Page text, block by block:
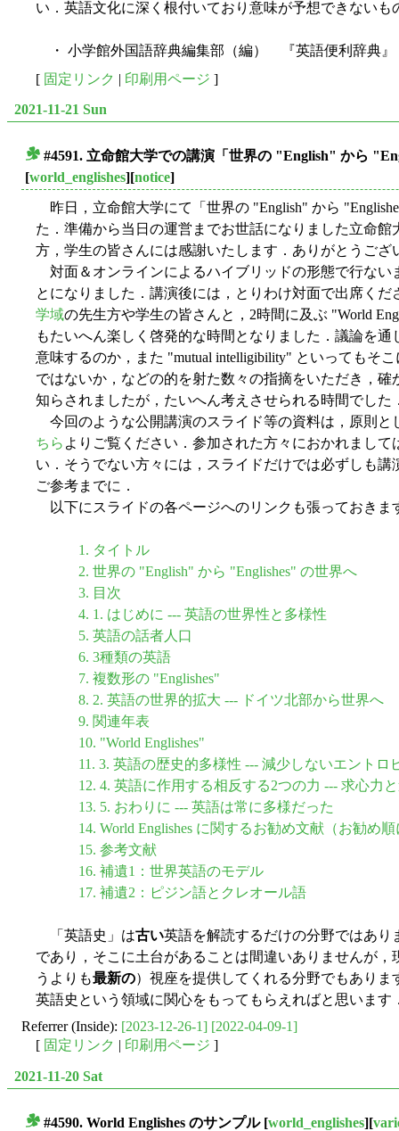
い．英語文化に深く根付いており意味が予想できない
・ 小学館外国語辞典編集部（編） 『英語便利辞典
[ 固定リンク | 印刷用ページ ]
2021-11-21 Sun
#4591. 立命館大学での講演「世界の "English" から
[world_englishes][notice]
昨日，立命館大学にて「世界の "English" から
た．準備から当日の運営までお世話になりました立命館
方，学生の皆さんには感謝いたします．ありがとうござ
対面＆オンラインによるハイブリッドの形態で行ない
とになりました．講演後には，とりわけ対面で出席くだ
学域の先生方や学生の皆さんと，2時間に及ぶ "World
もたいへん楽しく啓発的な時間となりました．議論を
意味するのか，また "mutual intelligibility" といってもそ
ではないか，などの的を射た数々の指摘をいただき，
知らされましたが，たいへん考えさせられる時間でした
今回のような公開講演のスライド等の資料は，原則と
ちら よりご覧ください．参加された方々におかれまし
い．そうでない方々には，スライドだけでは必ずしも
ご参考までに．
以下にスライドの各ページへのリンクも張っておきま
1. タイトル
2. 世界の "English" から "Englishes" の世界へ
3. 目次
4. 1. はじめに --- 英語の世界性と多様性
5. 英語の話者人口
6. 3種類の英語
7. 複数形の "Englishes"
8. 2. 英語の世界的拡大 --- ドイツ北部から世界へ
9. 関連年表
10. "World Englishes"
11. 3. 英語の歴史的多様性 --- 減少しないエントロ
12. 4. 英語に作用する相反する2つの力 --- 求心力
13. 5. おわりに --- 英語は常に多様だった
14. World Englishes に関するお勧め文献（お勧め
15. 参考文献
16. 補遺1：世界英語のモデル
17. 補遺2：ピジン語とクレオール語
「英語史」は古い英語を解読するだけの分野ではあ
であり，そこに土台があることは間違いありませんが，
うよりも最新の）視座を提供してくれる分野でもありま
英語史という領域に関心をもってもらえればと思います
Referrer (Inside): [2023-12-26-1] [2022-04-09-1]
[ 固定リンク | 印刷用ページ ]
2021-11-20 Sat
#4590. World Englishes のサンプル[world_englishes][